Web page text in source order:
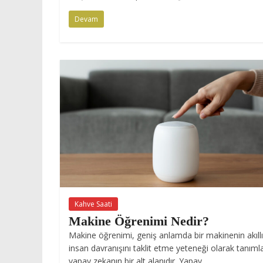
Devam
Kahve Saati
Makine Öğrenimi Nedir?
Makine öğrenimi, geniş anlamda bir makinenin akıllı
insan davranışını taklit etme yeteneği olarak